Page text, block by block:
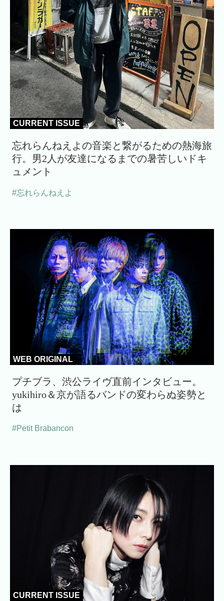
CURRENT ISSUE
忘れらんねえよの音楽と繋がるための熱海旅
行。男2人が友達になるまでの暑苦しいドキ
ュメント
#忘れらんねえよ
WEB ORIGINAL
プチブラ、渋公ライヴ直前インタビュー。
yukihiro＆京が語るバンドの変わらぬ姿勢と
は
#Petit Brabancon
CURRENT ISSUE